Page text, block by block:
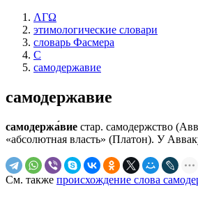
ΛΓΩ
этимологические словари
словарь Фасмера
С
самодержавие
самодержавие
самодержа́вие стар. самодержство
«абсолютная власть» (Платон). У
См. также происхождение слова